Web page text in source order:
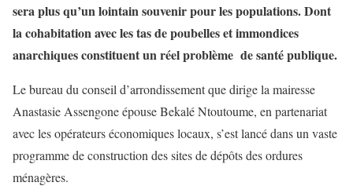
sera plus qu’un lointain souvenir pour les populations. Dont
la cohabitation avec les tas de poubelles et immondices
anarchiques constituent un réel problème de santé publique.
Le bureau du conseil d’arrondissement que dirige la mairesse
Anastasie Assengone épouse Bekalé Ntoutoume, en partenariat
avec les opérateurs économiques locaux, s’est lancé dans un vaste
programme de construction des sites de dépôts des ordures
ménagères.